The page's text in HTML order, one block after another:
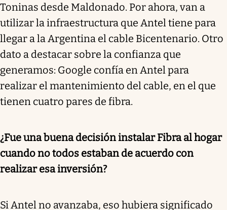
Toninas desde Maldonado. Por ahora, van a
utilizar la infraestructura que Antel tiene para
llegar a la Argentina el cable Bicentenario. Otro
dato a destacar sobre la confianza que
generamos: Google confía en Antel para
realizar el mantenimiento del cable, en el que
tienen cuatro pares de fibra.
¿Fue una buena decisión instalar Fibra al hogar
cuando no todos estaban de acuerdo con
realizar esa inversión?
Si Antel no avanzaba, eso hubiera significado